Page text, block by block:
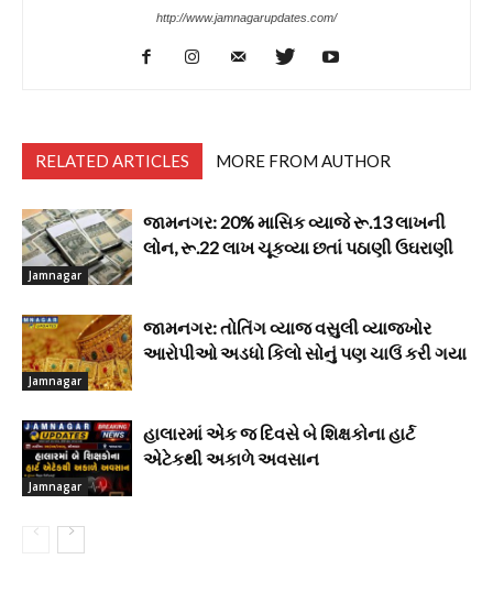
http://www.jamnagarupdates.com/
RELATED ARTICLES MORE FROM AUTHOR
Jamnagar
જામનગર: 20% માસિક વ્યાજે રૂ.13 લાખની
લોન, રૂ.22 લાખ ચૂકવ્યા છતાં પઠાણી ઉઘરાણી
Jamnagar
જામનગર: તોતિંગ વ્યાજ વસુલી વ્યાજખોર
આરોપીઓ અડધો કિલો સોનું પણ ચાઉં કરી ગયા
Jamnagar
હાલારમાં એક જ દિવસે બે શિક્ષકોના હાર્ટ
એટેકથી અકાળે અવસાન